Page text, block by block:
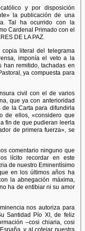
y por disposición
la publicación de una
Tal ha ocurrido con la
Cardenal Primado con el
DE LA PAZ.
literal del telegrama
imponía el veto a la
han remitido, tachadas en
ya compuesta para
civil con el de varios
que ya con anterioridad
la Carta para difundirla
de ellos, «considero que
fin de que pudieran leerla
de primera fuerza», se
comentario ninguno que
lícito recordar en este
de nuestro Eminentísimo
en los últimos años ha
la abnegación máxima,
ha de entibiar ni su amor
nos autoriza para
Santidad Pío XI, de feliz
–cosi chiaria, cosi